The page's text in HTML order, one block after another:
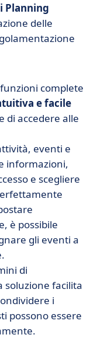
Planning
delle
complete
e facile
di accedere alle
eventi e
informazioni,
e scegliere
è possibile
gli eventi a
di
soluzione facilita
i
possono essere